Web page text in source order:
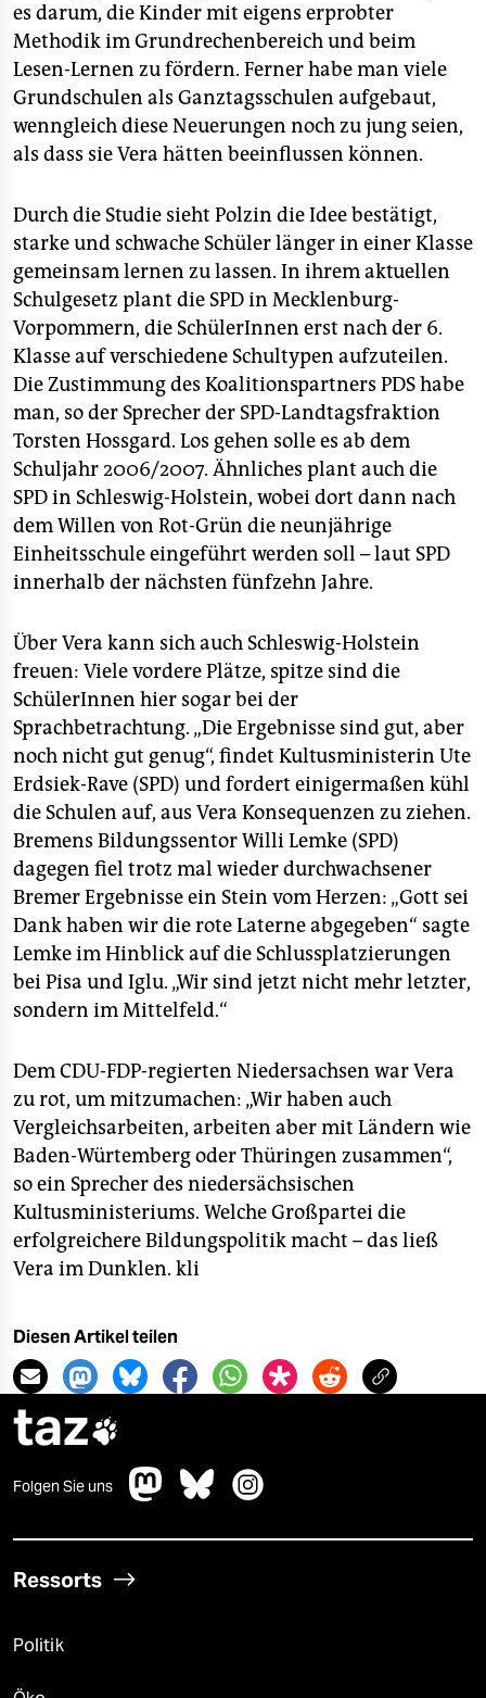
es darum, die Kinder mit eigens erprobter
Methodik im Grundrechenbereich und beim
Lesen-Lernen zu fördern. Ferner habe man viele
Grundschulen als Ganztagsschulen aufgebaut,
wenngleich diese Neuerungen noch zu jung seien,
als dass sie Vera hätten beeinflussen können.
Durch die Studie sieht Polzin die Idee bestätigt,
starke und schwache Schüler länger in einer Klasse
gemeinsam lernen zu lassen. In ihrem aktuellen
Schulgesetz plant die SPD in Mecklenburg-
Vorpommern, die SchülerInnen erst nach der 6.
Klasse auf verschiedene Schultypen aufzuteilen.
Die Zustimmung des Koalitionspartners PDS habe
man, so der Sprecher der SPD-Landtagsfraktion
Torsten Hossgard. Los gehen solle es ab dem
Schuljahr 2006/2007. Ähnliches plant auch die
SPD in Schleswig-Holstein, wobei dort dann nach
dem Willen von Rot-Grün die neunjährige
Einheitsschule eingeführt werden soll – laut SPD
innerhalb der nächsten fünfzehn Jahre.
Über Vera kann sich auch Schleswig-Holstein
freuen: Viele vordere Plätze, spitze sind die
SchülerInnen hier sogar bei der
Sprachbetrachtung. „Die Ergebnisse sind gut, aber
noch nicht gut genug“, findet Kultusministerin Ute
Erdsiek-Rave (SPD) und fordert einigermaßen kühl
die Schulen auf, aus Vera Konsequenzen zu ziehen.
Bremens Bildungssentor Willi Lemke (SPD)
dagegen fiel trotz mal wieder durchwachsener
Bremer Ergebnisse ein Stein vom Herzen: „Gott sei
Dank haben wir die rote Laterne abgegeben“ sagte
Lemke im Hinblick auf die Schlussplatzierungen
bei Pisa und Iglu. „Wir sind jetzt nicht mehr letzter,
sondern im Mittelfeld.“
Dem CDU-FDP-regierten Niedersachsen war Vera
zu rot, um mitzumachen: „Wir haben auch
Vergleichsarbeiten, arbeiten aber mit Ländern wie
Baden-Würtemberg oder Thüringen zusammen“,
so ein Sprecher des niedersächsischen
Kultusministeriums. Welche Großpartei die
erfolgreichere Bildungspolitik macht – das ließ
Vera im Dunklen. kli
Diesen Artikel teilen
taz
Folgen Sie uns
Ressorts
Politik